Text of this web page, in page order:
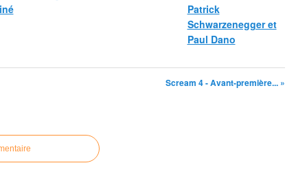
Patrick
Schwarzenegger et
Paul Dano
Scream 4 - Avant-première... »